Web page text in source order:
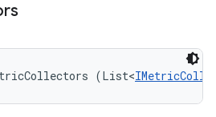
(List<